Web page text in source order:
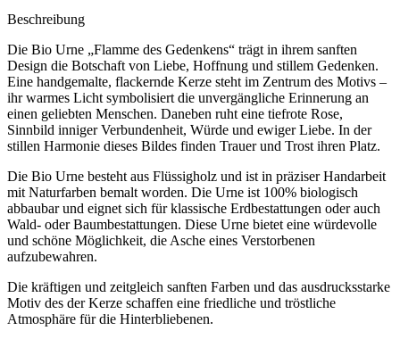
Beschreibung
Die Bio Urne „Flamme des Gedenkens“ trägt in ihrem sanften
Design die Botschaft von Liebe, Hoffnung und stillem Gedenken.
Eine handgemalte, flackernde Kerze steht im Zentrum des Motivs –
ihr warmes Licht symbolisiert die unvergängliche Erinnerung an
einen geliebten Menschen. Daneben ruht eine tiefrote Rose,
Sinnbild inniger Verbundenheit, Würde und ewiger Liebe. In der
stillen Harmonie dieses Bildes finden Trauer und Trost ihren Platz.
Die Bio Urne besteht aus Flüssigholz und ist in präziser Handarbeit
mit Naturfarben bemalt worden. Die Urne ist 100% biologisch
abbaubar und eignet sich für klassische Erdbestattungen oder auch
Wald- oder Baumbestattungen. Diese Urne bietet eine würdevolle
und schöne Möglichkeit, die Asche eines Verstorbenen
aufzubewahren.
Die kräftigen und zeitgleich sanften Farben und das ausdrucksstarke
Motiv des der Kerze schaffen eine friedliche und tröstliche
Atmosphäre für die Hinterbliebenen.